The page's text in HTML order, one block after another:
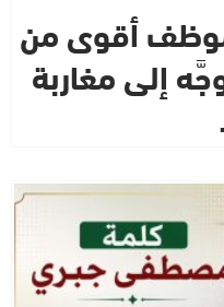
موظف أقوى من
إلى مغاربة